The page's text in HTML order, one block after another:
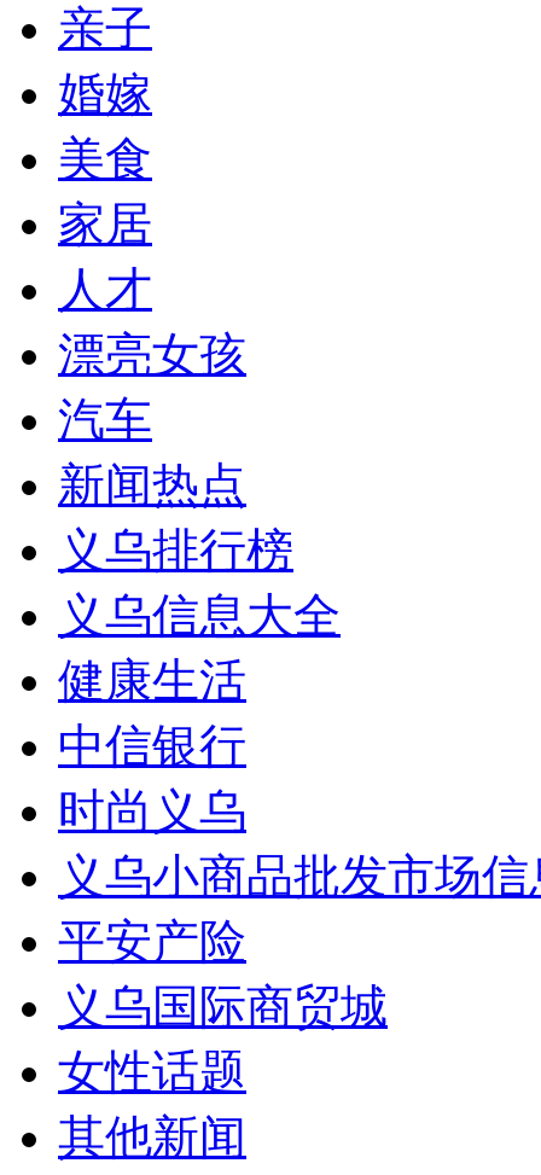
亲子
婚嫁
美食
家居
人才
漂亮女孩
汽车
新闻热点
义乌排行榜
义乌信息大全
健康生活
中信银行
时尚义乌
义乌小商品批发市场
平安产险
义乌国际商贸城
女性话题
其他新闻